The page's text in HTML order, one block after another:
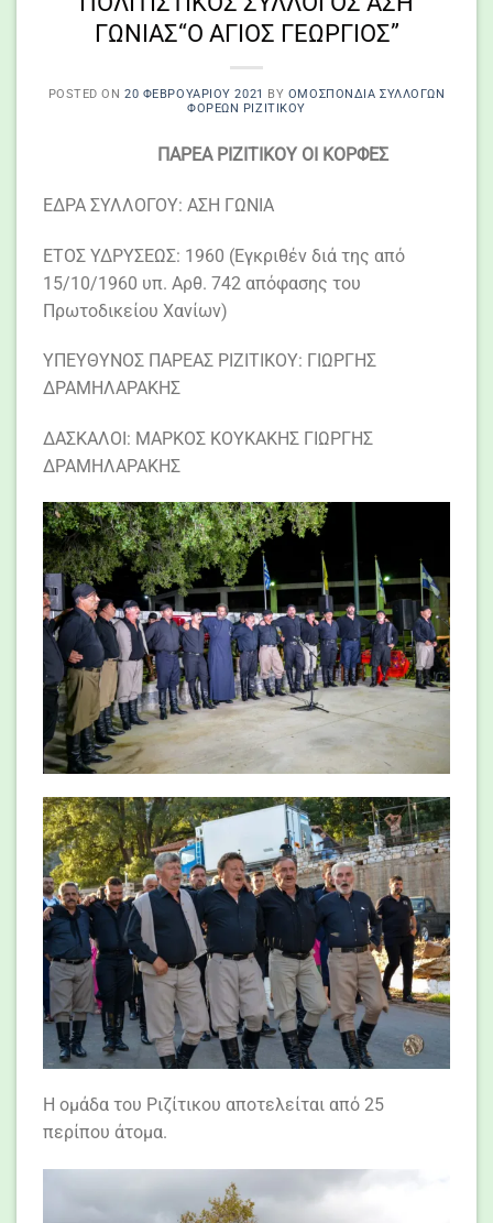
ΓΩΝΙΑΣ“Ο ΑΓΙΟΣ ΓΕΩΡΓΙΟΣ”
POSTED ON20 ΦΕΒΡΟΥΑΡΊΟΥ 2021 BY ΟΜΟΣΠΟΝΔΙΑ ΣΥΛΛΌΓΩΝ
ΦΟΡΈΩΝ ΡΙΖΙΤΙΚΟΥ
ΠΑΡΕΑ ΡΙΖΙΤΙΚΟΥ ΟΙ ΚΟΡΦΕΣ
ΕΔΡΑ ΣΥΛΛΟΓΟΥ: ΑΣΗ ΓΩΝΙΑ
ΕΤΟΣ ΥΔΡΥΣΕΩΣ: 1960 (Εγκριθέν διά της από
15/10/1960 υπ. Αρθ. 742 απόφασης του
Πρωτοδικείου Χανίων)
ΥΠΕΥΘΥΝΟΣ ΠΑΡΕΑΣ ΡΙΖΙΤΙΚΟΥ: ΓΙΩΡΓΗΣ
ΔΡΑΜΗΛΑΡΑΚΗΣ
ΔΑΣΚΑΛΟΙ: ΜΑΡΚΟΣ ΚΟΥΚΑΚΗΣ ΓΙΩΡΓΗΣ
ΔΡΑΜHΛΑΡΑΚΗΣ
Η ομάδα του Ριζίτικου αποτελείται από 25
περίπου άτομα.